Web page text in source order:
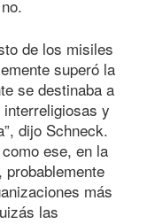
de los misiles
superó la
se destinaba a
y
dijo Schneck.
ese, en la
probablemente
más
las